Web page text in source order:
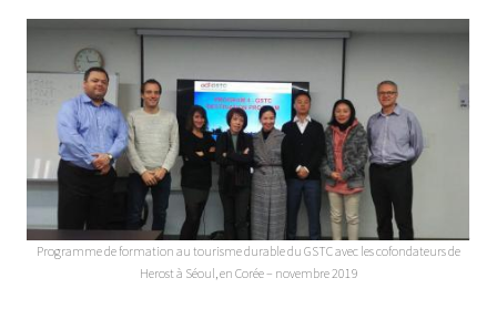
Programme de formation au tourisme durable du GSTC avec les cofondateurs de
Herost à Séoul, en Corée – novembre 2019